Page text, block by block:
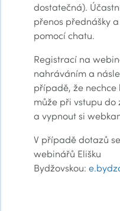
dostatečná).
přenos přednášky
pomocí chatu.
Registrací na
nahráváním a
případě, že
může při vstupu do
a vypnout si
V případě dotazů
webinářů Elišku
Bydžovskou: